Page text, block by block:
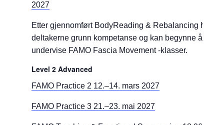
2027
Etter gjennomført BodyReading & Rebalancing har
deltakerne grunn kompetanse og kan begynne å
undervise FAMO Fascia Movement -klasser.
Level 2 Advanced
FAMO Practice 2 12.–14. mars 2027
FAMO Practice 3 21.–23. mai 2027